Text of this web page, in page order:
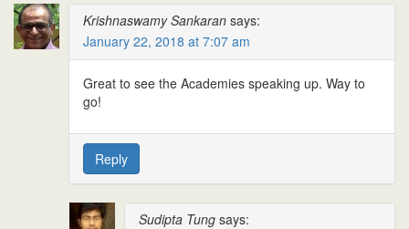
Krishnaswamy Sankaran says:
January 22, 2018 at 7:07 am
Great to see the Academies speaking up. Way to
go!
Reply
Sudipta Tung says: